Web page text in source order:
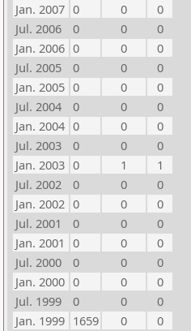
Jan. 2007 0 0
0
Jul. 2006
0 0
0
Jan. 2006 0 0
0
Jul. 2005
0 0
0
Jan. 2005 0 0
0
Jul. 2004
0 0
0
Jan. 2004 0 0
0
Jul. 2003
0 0
0
Jan. 2003 0 1
1
Jul. 2002
0 0
0
Jan. 2002 0 0
0
Jul. 2001
0 0
0
Jan. 2001 0 0
0
Jul. 2000
0 0
0
Jan. 2000 0 0
0
Jul. 1999
0 0
0
Jan. 1999 1659 0
0